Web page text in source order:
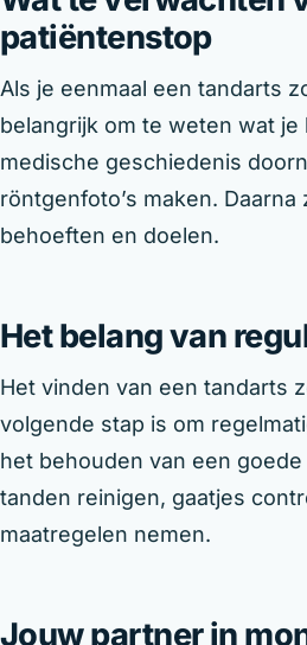
patiëntenstop
Als je eenmaal een tandarts
belangrijk om te weten wat
medische geschiedenis
röntgenfoto’s maken.
behoeften en doelen.
Het belang van
Het vinden van een tandarts
volgende stap is om
het behouden van een
tanden reinigen, gaatjes
maatregelen nemen.
Jouw partner in